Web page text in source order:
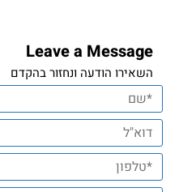
Leave a Message
השאירו הודעה ונחזור בהקדם